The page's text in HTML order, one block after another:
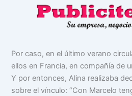
Por caso, en el último verano
ellos en Francia, en compañía de
Y por entonces, Alina realizaba
sobre el vínculo: “Con Marcelo